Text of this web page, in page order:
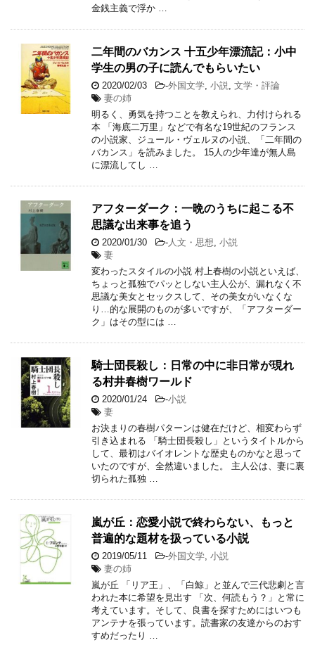
金銭主義で浮か …
二年間のバカンス 十五少年漂流記：小中
学生の男の子に読んでもらいたい
2020/02/03 -外国文学 小説
文学・評論
妻の姉
明るく、勇気を持つことを教えられ、力付けられる
本 「海底二万里」などで有名な19世紀のフランス
の小説家、ジュール・ヴェルヌの小説、「二年間の
バカンス」を読みました。 15人の少年達が無人島
に漂流してし …
アフターダーク：一晩のうちに起こる不
思議な出来事を追う
2020/01/30 - 人文・思想 小説
妻
変わったスタイルの小説 村上春樹の小説といえば、
ちょっと孤独でパッとしない主人公が、漏れなく不
思議な美女とセックスして、その美女がいなくな
り…的な展開のものが多いですが、「アフターダー
ク」はその型には …
騎士団長殺し：日常の中に非日常が現れ
る村井春樹ワールド
2020/01/24 -小説
妻
お決まりの春樹パターンは健在だけど、相変わらず
引き込まれる 「騎士団長殺し」というタイトルから
して、最初はバイオレントな歴史ものかなと思って
いたのですが、全然違いました。 主人公は、妻に裏
切られた孤独 …
嵐が丘：恋愛小説で終わらない、もっと
普遍的な題材を扱っている小説
2019/05/11 -外国文学 小説
妻の姉
嵐が丘 「リア王」、「白鯨」と並んで三代悲劇と言
われた本に希望を見出す 「次、何読もう？」と常に
考えています。そして、良書を探すためにはいつも
アンテナを張っています。読書家の友達からのおす
すめだったり …